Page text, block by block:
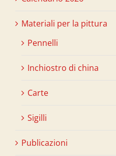
Materiali per la pittura
Pennelli
Inchiostro di china
Carte
Sigilli
Publicazioni